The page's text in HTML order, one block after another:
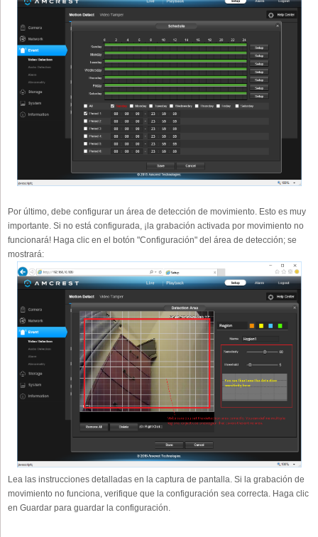
Por último, debe configurar un área de detección de movimiento. Esto es muy
importante. Si no está configurada, ¡la grabación activada por movimiento no
funcionará! Haga clic en el botón "Configuración" del área de detección; se
mostrará:
Lea las instrucciones detalladas en la captura de pantalla. Si la grabación de
movimiento no funciona, verifique que la configuración sea correcta. Haga clic
en Guardar para guardar la configuración.